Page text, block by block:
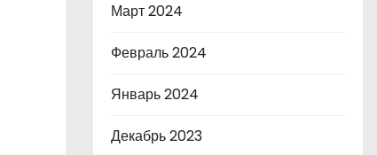
Март 2024
Февраль 2024
Январь 2024
Декабрь 2023